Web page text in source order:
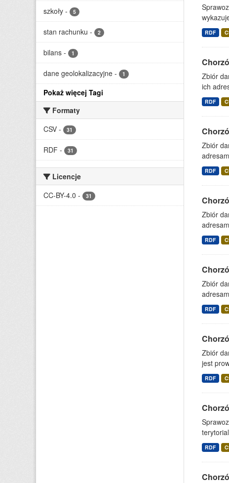
szkoły - 5
stan rachunku - 2
bilans - 1
dane geolokalizacyjne - 1
Pokaż więcej Tagi
Formaty
CSV - 31
RDF - 31
Licencje
CC-BY-4.0 - 31
RDF
Zbiór
ich
RDF
Zbiór
RDF
Zbiór
RDF
Zbiór
RDF
Zbiór
jest
RDF
RDF